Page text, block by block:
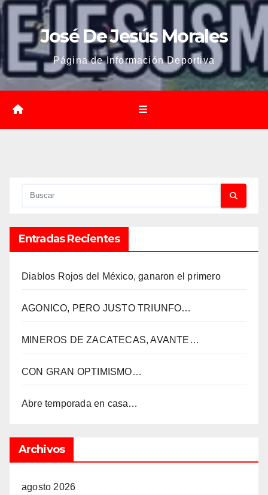
José De Jesús Morales
Página de Información Deportiva
Entradas Recientes
Diablos Rojos del México, ganaron el primero
AGONICO, PERO JUSTO TRIUNFO…
MINEROS DE ZACATECAS, AVANTE…
CON GRAN OPTIMISMO…
Abre temporada en casa…
Archivos
agosto 2026